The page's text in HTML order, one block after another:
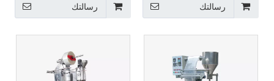
رسالتك رسالتك